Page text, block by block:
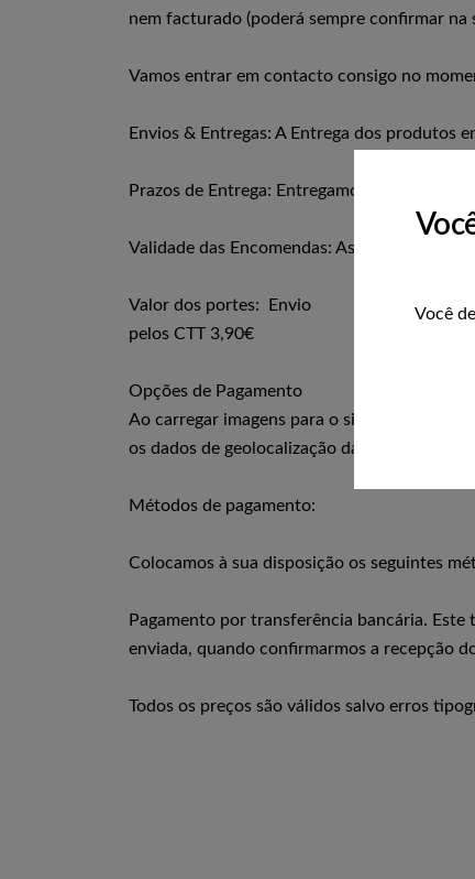
Você
nem facturado (poderá sempre confirmar na
Vamos entrar em contacto consigo no
Envios & Entregas: A Entrega dos produtos
Prazos de Entrega: Entregamos em
Validade das Encomendas: As encomendas
Valor dos portes: Envio
pelos CTT 3,90€
Opções de Pagamento
Ao carregar imagens para o site, deve evitar
os dados de geolocalização das imagens do
Métodos de pagamento:
Colocamos à sua disposição os seguintes
Pagamento por transferência bancária. Este
enviada, quando confirmarmos a recepção
Todos os preços são válidos salvo erros